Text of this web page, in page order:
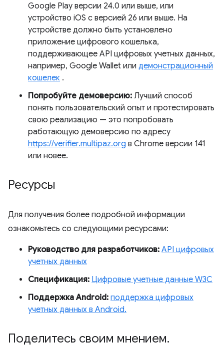
Google Play версии 24.0 или выше, или
устройство iOS с версией 26 или выше. На
устройстве должно быть установлено
приложение цифрового кошелька,
поддерживающее API цифровых учетных данных,
например, Google Wallet или демонстрационный
кошелек .
Попробуйте демоверсию: Лучший способ
понять пользовательский опыт и протестировать
свою реализацию — это попробовать
работающую демоверсию по адресу
https://verifier.multipaz.org в Chrome версии 141
или новее.
Ресурсы
Для получения более подробной информации
ознакомьтесь со следующими ресурсами:
Руководство для разработчиков: API цифровых
учетных данных
Спецификация: Цифровые учетные данные W3C
Поддержка Android: поддержка цифровых
учетных данных в Android.
Поделитесь своим мнением.